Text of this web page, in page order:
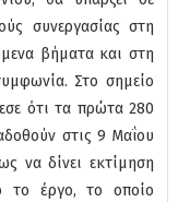
συνεργασίας στη
βήματα και στη
Στο σημείο
ότι τα πρώτα 280
στις 9 Μαΐου
να δίνει εκτίμηση
το έργο, το οποίο